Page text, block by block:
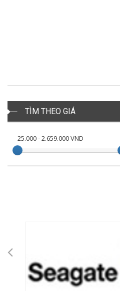
TÌM THEO GIÁ
25.000-2.659.000VND